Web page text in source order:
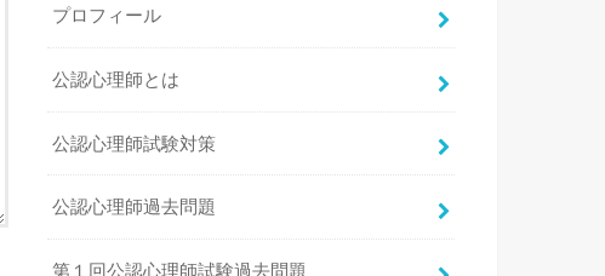
プロフィール
公認心理師とは
公認心理師試験対策
公認心理師過去問題
第１回公認心理師試験過去問題